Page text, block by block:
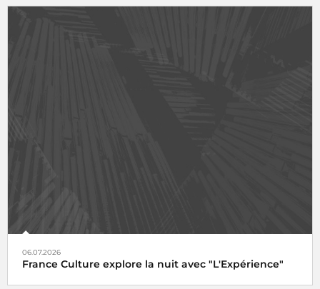
06.07.2026
France Culture explore la nuit avec "L'Expérience"